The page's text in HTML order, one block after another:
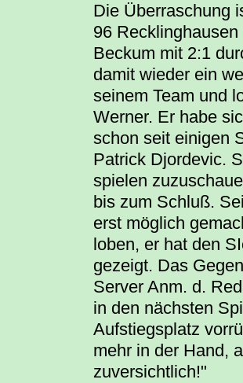
Die Überraschung
96
Beckum mit 2:1
damit wieder ein
seinem Team und
Werner. Er habe
schon seit einigen
Patrick Djordevic.
spielen
bis zum Schluß.
erst möglich
loben, er hat den
gezeigt. Das
Server Anm. d.
in den nächsten
Aufstiegsplatz
mehr in der Hand,
zuversichtlich!"